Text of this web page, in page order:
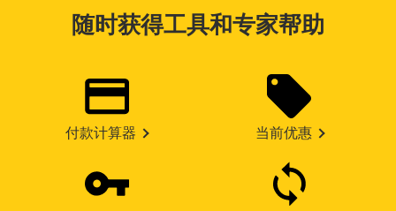
随时获得工具和专家帮助
付款计算器 当前优惠